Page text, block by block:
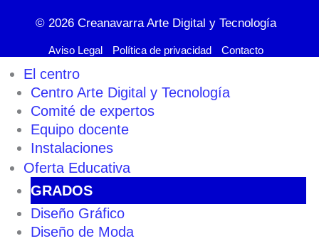
© 2026 Creanavarra Arte Digital y Tecnología
Aviso Legal Política de privacidad Contacto
El centro
Centro Arte Digital y Tecnología
Comité de expertos
Equipo docente
Instalaciones
Oferta Educativa
GRADOS
Diseño Gráfico
Diseño de Moda